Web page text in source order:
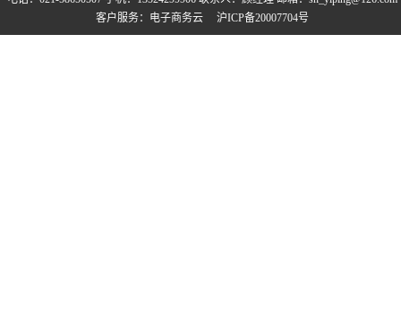
客户服务： 电子商务云 沪ICP备20007704号